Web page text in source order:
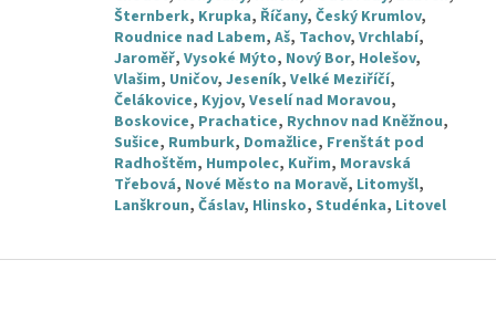
Šternberk, Krupka, Říčany, Český Krumlov,
Roudnice nad Labem, Aš, Tachov, Vrchlabí,
Jaroměř, Vysoké Mýto, Nový Bor, Holešov,
Vlašim, Uničov, Jeseník, Velké Meziříčí,
Čelákovice, Kyjov, Veselí nad Moravou,
Boskovice, Prachatice, Rychnov nad Kněžnou,
Sušice, Rumburk, Domažlice, Frenštát pod
Radhoštěm, Humpolec, Kuřim, Moravská
Třebová, Nové Město na Moravě, Litomyšl,
Lanškroun, Čáslav, Hlinsko, Studénka, Litovel